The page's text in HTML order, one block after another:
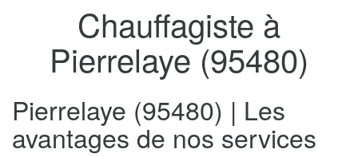
Chauffagiste à
Pierrelaye (95480)
Pierrelaye (95480) | Les
avantages de nos services